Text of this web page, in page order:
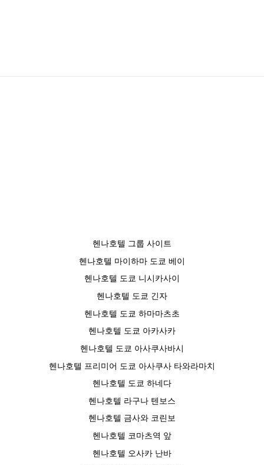
헨나호텔 그룹 사이트
헨나호텔 마이하마 도쿄 베이
헨나호텔 도쿄 니시카사이
헨나호텔 도쿄 긴자
헨나호텔 도쿄 하마마츠초
헨나호텔 도쿄 아카사카
헨나호텔 도쿄 아사쿠사바시
헨나호텔 프리미어 도쿄 아사쿠사 타와라마치
헨나호텔 도쿄 하네다
헨나호텔 라구나 텐보스
헨나호텔 금사와 코린보
헨나호텔 코마츠역 앞
헨나호텔 오사카 난바